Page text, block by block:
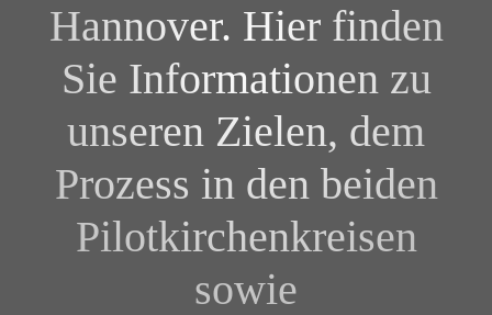
Hannover. Hier finden
Sie Informationen zu
unseren Zielen, dem
Prozess in den beiden
Pilotkirchenkreisen
sowie